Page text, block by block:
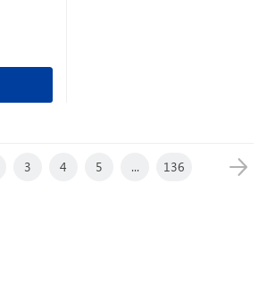
3 4 5 ... 136